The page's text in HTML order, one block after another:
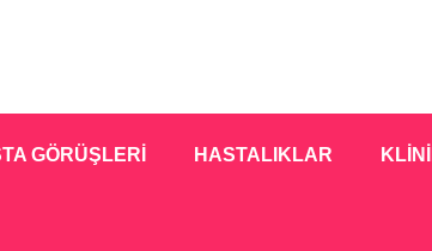
GÖRÜŞLERİ HASTALIKLAR